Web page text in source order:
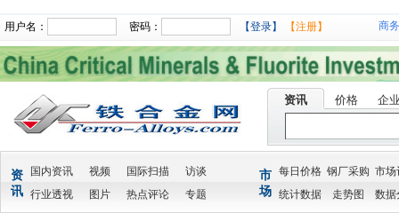
用户名： 密码： 【登录】 【注册】 商
资讯 价格 企
资
讯
国内资讯 视频 国际扫描
访谈
行业透视
图片 热点评论 专题
市
场
每日价格 钢厂采购 市场
统计数据
走势图 数据